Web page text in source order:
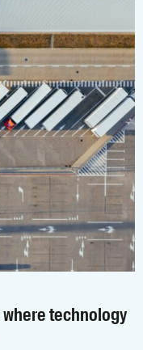
technology